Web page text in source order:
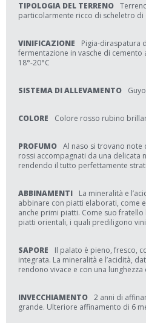
TIPOLOGIA DEL TERRENO
particolarmente ricco di scheletro di
VINIFICAZIONE
Pigia-diraspatura
fermentazione in vasche di
18°-20°C
SISTEMA DI ALLEVAMENTO
COLORE Colore rosso rubino
PROFUMO Al naso si trovano
rossi accompagnati da una delicata
rendendo il tutto perfettamente
ABBINAMENTI
La mineralità e
abbinare con piatti elaborati, come
anche primi piatti. Come suo
piatti orientali, i quali prediligono
SAPORE
Il palato è pieno, fresco,
integrata. La mineralità e l’acidità,
rendono vivace e con una
INVECCHIAMENTO 2 anni di
grande. Ulteriore affinamento di 6